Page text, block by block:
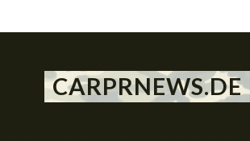
CARPRNEWS.DE